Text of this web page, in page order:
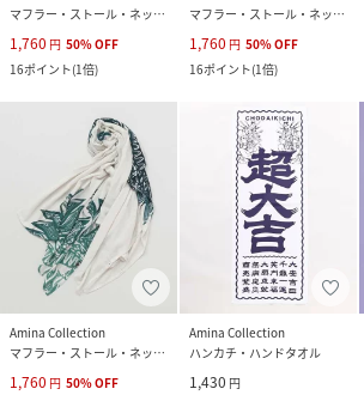
マフラー・ストール・ネックウォーマー
1,760 円 50%OFF
16ポイント(1倍)
マフラー・ストール・ネックウォーマー
1,760 円 50%OFF
16ポイント(1倍)
Amina Collection
マフラー・ストール・ネックウォーマー
1,760 円 50%OFF
Amina Collection
ハンカチ・ハンドタオル
1,430 円